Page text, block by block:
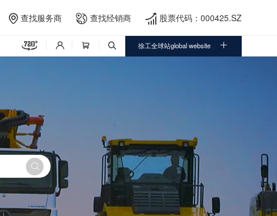
 查找服务商  查找经销商  股票代码：000425.SZ
    徐工全球站global website 
